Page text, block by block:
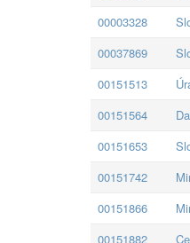
00003328
00037869
00151513
00151564
00151653
00151742
00151866
00151882